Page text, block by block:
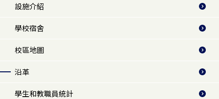
設施介紹
學校宿舍
校區地圖
沿革
學生和教職員統計